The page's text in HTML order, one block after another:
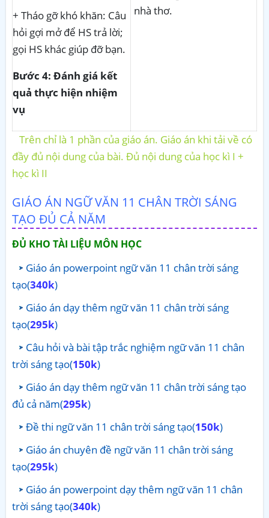
+ Tháo gỡ khó khăn: Câu
hỏi gợi mở để HS trả lời;
gọi HS khác giúp đỡ bạn.
Bước 4: Đánh giá kết
quả thực hiện nhiệm
vụ
nhà thơ.
Trên chỉ là 1 phần của giáo án. Giáo án khi tải về có
đầy đủ nội dung của bài. Đủ nội dung của học kì I +
học kì II
GIÁO ÁN NGỮ VĂN 11 CHÂN TRỜI SÁNG
TẠO ĐỦ CẢ NĂM
ĐỦ KHO TÀI LIỆU MÔN HỌC
Giáo án powerpoint ngữ văn 11 chân trời sáng
tạo(340k)
Giáo án dạy thêm ngữ văn 11 chân trời sáng
tạo(295k)
Câu hỏi và bài tập trắc nghiệm ngữ văn 11 chân
trời sáng tạo(150k)
Giáo án dạy thêm ngữ văn 11 chân trời sáng tạo
đủ cả năm(295k)
Đề thi ngữ văn 11 chân trời sáng tạo(150k)
Giáo án chuyên đề ngữ văn 11 chân trời sáng
tạo(295k)
Giáo án powerpoint dạy thêm ngữ văn 11 chân
trời sáng tạo(340k)